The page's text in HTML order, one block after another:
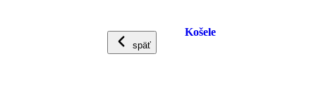
späť
Košele